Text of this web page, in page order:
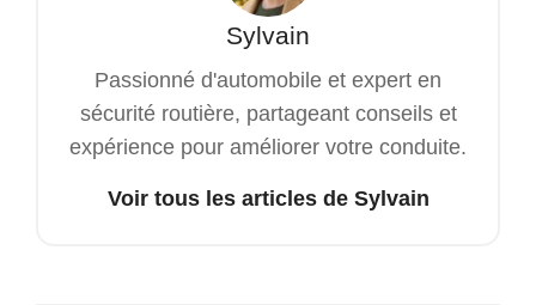
Sylvain
Passionné d'automobile et expert en
sécurité routière, partageant conseils et
expérience pour améliorer votre conduite.
Voir tous les articles de Sylvain